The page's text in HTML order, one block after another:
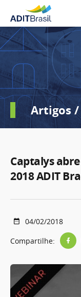
Artigos
Captalys
2018 ADIT
04/02/2018
Compartilhe: